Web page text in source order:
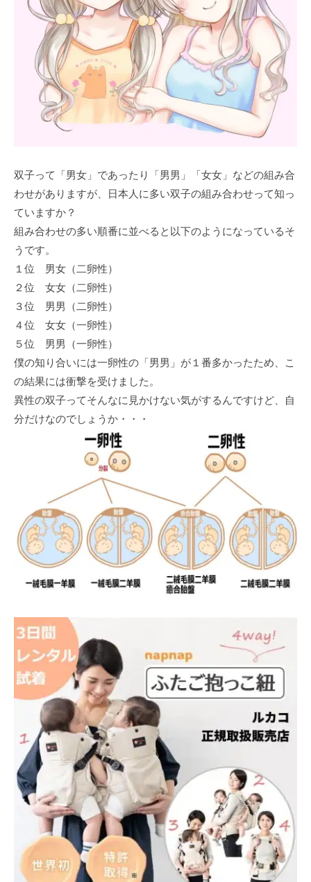
双子って「男女」であったり「男男」「女女」などの組み合
わせがありますが、日本人に多い双子の組み合わせって知っ
ていますか？
組み合わせの多い順番に並べると以下のようになっているそ
うです。
１位 男女（二卵性）
２位 女女（二卵性）
３位 男男（二卵性）
４位 女女（一卵性）
５位 男男（一卵性）
僕の知り合いには一卵性の「男男」が１番多かったため、こ
の結果には衝撃を受けました。
異性の双子ってそんなに見かけない気がするんですけど、自
分だけなのでしょうか・・・